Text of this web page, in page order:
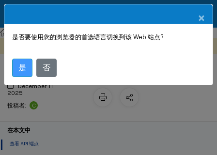
NetScalerConsole 本地部署 NetScaler 应用交付管理 14.1
发现 API 端点
December 11,
2025
投稿者:
C
在本文中
查看 API 端点
×
是否要使用您的浏览器的首选语言切换到该 Web 站点?
是 否